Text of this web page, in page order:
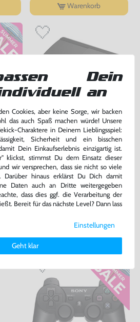
Warenkorb
DE Version, mit OVP, gebraucht, USK18
Konsole Super Slim 500GB
#schwarz + Original Controller
gebraucht
nur169,99 €
Warenkorb
ANDERE DAZU
Dein
an
Cookies, aber keine Sorge, wir backen
das auch Spaß machen würde! Unsere
Charaktere in Deinem Lieblingsspiel:
Sicherheit und ein bisschen
Dein Einkaufserlebnis einzigartig ist.
klickst, stimmst Du dem Einsatz dieser
wir versprechen, dass sie nicht so viele
Darüber hinaus erklärst Du Dich damit
Daten auch an Dritte weitergegeben
dass dies ggf. die Verarbeitung der
Bereit für das nächste Level? Dann lass
den von uns verwendeten Cookies und
findest Du in unsererDaten­schutz­
.
Einstellungen
Geht klar